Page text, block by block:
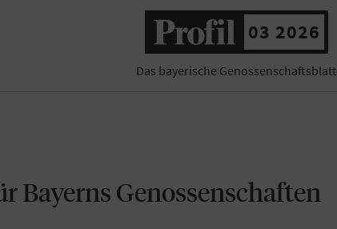
03 2026
Das bayerische Genossenschaftsblatt
Bayerns Genossenschaften